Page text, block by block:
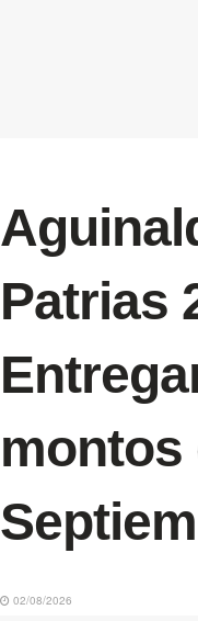
Patrias
montos
02/08/2026